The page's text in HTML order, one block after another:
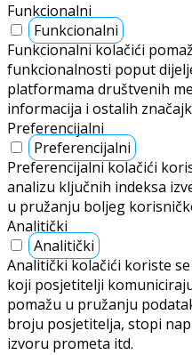
Funkcionalni
Funkcionalni
Funkcionalni kolačići
funkcionalnosti poput
platformama društvenih
informacija i ostalih
Preferencijalni
Preferencijalni
Preferencijalni kolačići
analizu ključnih indeksa
u pružanju boljeg
Analitički
Analitički
Analitički kolačići koriste
koji posjetitelji
pomažu u pružanju
broju posjetitelja, stopi
izvoru prometa itd.